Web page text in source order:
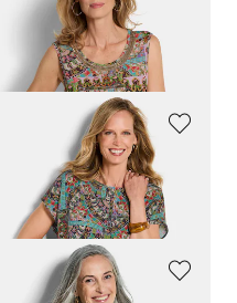
Jersey-Top mit Pailletten-Blende
35,00 CHF99,00 CHF
GOLDNER
Viskose-Bluse mit Orient-Print
69,00 CHF119,00 CHF